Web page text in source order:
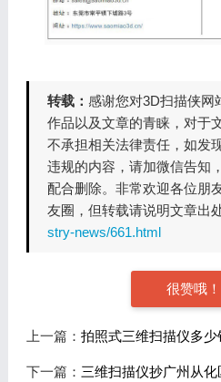
转载： 感谢您对3D扫描侠网
作品以及文章的青睐，对于
不承担相关法律责任，如发
违规的内容，请加微信告知
配合删除。非常欢迎各位朋
友圈，但转载请说明文章出处
stry-news/661.html
很赞哦！
上一篇： 拍照式三维扫描仪多少
下一篇： 三维扫描仪抄广州从